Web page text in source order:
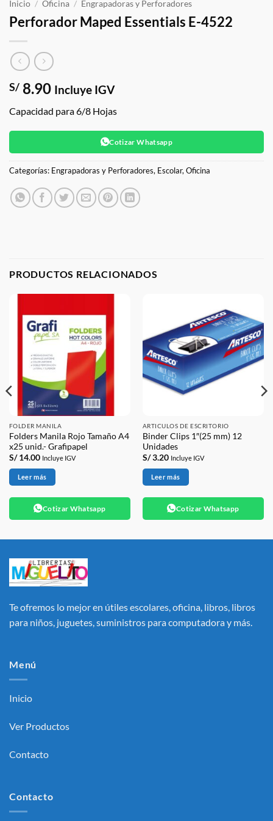
Inicio / Oficina / Engrapadoras y Perforadores
Perforador Maped Essentials E-4522
S/ 8.90 Incluye IGV
Capacidad para 6/8 Hojas
Cotizar Whatsapp
Categorías: Engrapadoras y Perforadores, Escolar,Oficina
PRODUCTOS RELACIONADOS
FOLDER MANILA
Folders Manila Rojo Tamaño A4
x25 unid.- Grafipapel
S/14.00 Incluye IGV
Leer más
Cotizar Whatsapp
ARTICULOS DE ESCRITORIO
Binder Clips 1″(25 mm) 12
Unidades
S/3.20 Incluye IGV
Leer más
Cotizar Whatsapp
Te ofremos lo mejor en útiles escolares, oficina, libros, libros
para niños, juguetes, suministros para computadora y más.
Menú
Inicio
Ver Productos
Contacto
Contacto